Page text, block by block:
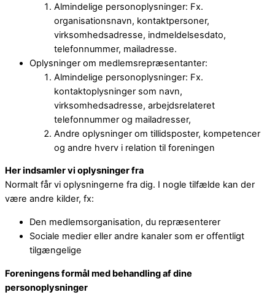
Almindelige personoplysninger: Fx.
organisationsnavn, kontaktpersoner,
virksomhedsadresse, indmeldelsesdato,
telefonnummer, mailadresse.
Oplysninger om medlemsrepræsentanter:
Almindelige personoplysninger: Fx.
kontaktoplysninger som navn,
virksomhedsadresse, arbejdsrelateret
telefonnummer og mailadresser,
Andre oplysninger om tillidsposter, kompetencer
og andre hverv i relation til foreningen
Her indsamler vi oplysninger fra
Normalt får vi oplysningerne fra dig. I nogle tilfælde kan der
være andre kilder, fx:
Den medlemsorganisation, du repræsenterer
Sociale medier eller andre kanaler som er offentligt
tilgængelige
Foreningens formål med behandling af dine
personoplysninger